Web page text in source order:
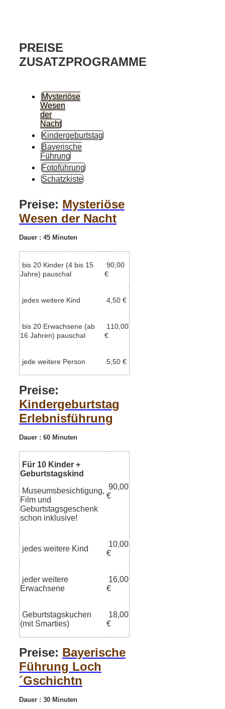
PREISE
ZUSATZPROGRAMME
Mysteriöse
Wesen
der
Nacht
Kindergeburtstag
Bayerische
Führung
Fotoführung
Schatzkiste
Preise: Mysteriöse
Wesen der Nacht
Dauer : 45 Minuten
bis 20 Kinder (4 bis 15
Jahre) pauschal
90,00
€
jedes weitere Kind 4,50 €
bis 20 Erwachsene (ab
16 Jahren) pauschal
110,00
€
jede weitere Person 5,50 €
Preise:
Kindergeburtstag
Erlebnisführung
Dauer : 60 Minuten
Für 10 Kinder +
Geburtstagskind
Museumsbesichtigung,
Film und
Geburtstagsgeschenk
schon inklusive!
90,00
€
jedes weitere Kind
10,00
€
jeder weitere
Erwachsene
16,00
€
Geburtstagskuchen
(mit Smarties)
18,00
€
Preise: Bayerische
Führung Loch
´Gschichtn
Dauer : 30 Minuten